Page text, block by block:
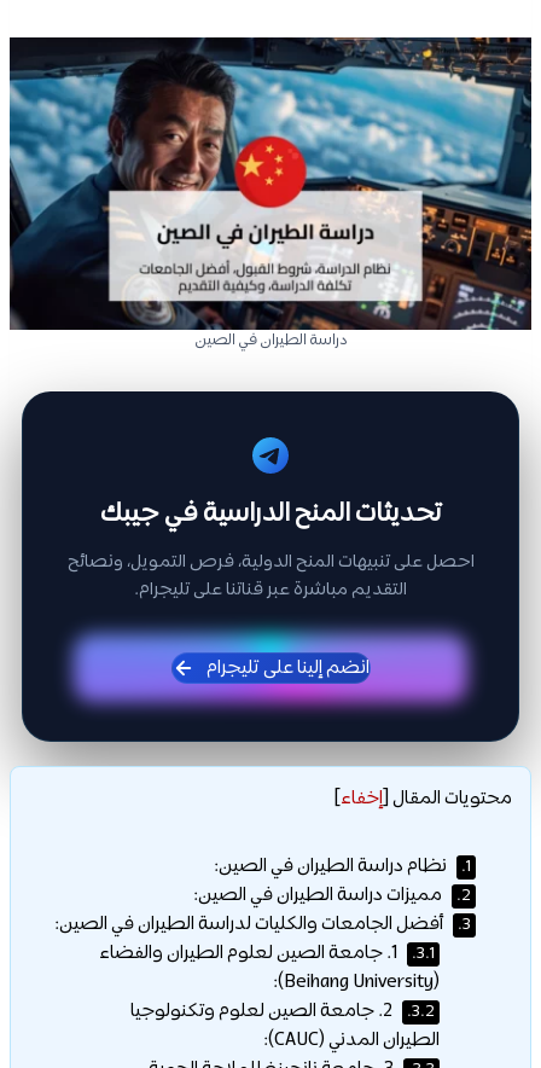
دراسة الطيران في الصين
تحديثات المنح الدراسية في جيبك
احصل على تنبيهات المنح الدولية، فرص التمويل، ونصائح
التقديم مباشرة عبر قناتنا على تليجرام.
انضم إلينا على تليجرام
محتويات المقال[إخفاء]
1. نظام دراسة الطيران في الصين:
2. مميزات دراسة الطيران في الصين:
3. أفضل الجامعات والكليات لدراسة الطيران في الصين:
3.1.
1. جامعة الصين لعلوم الطيران والفضاء
(Beihang University):
3.2.
2. جامعة الصين لعلوم وتكنولوجيا
الطيران المدني (CAUC):